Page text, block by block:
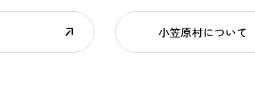
小笠原村について